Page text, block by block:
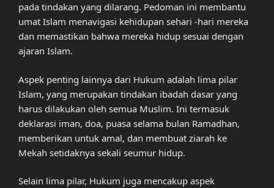
pada tindakan yang dilarang. Pedoman ini membantu
umat Islam menavigasi kehidupan sehari -hari mereka
dan memastikan bahwa mereka hidup sesuai dengan
ajaran Islam.
Aspek penting lainnya dari Hukum adalah lima pilar
Islam, yang merupakan tindakan ibadah dasar yang
harus dilakukan oleh semua Muslim. Ini termasuk
deklarasi iman, doa, puasa selama bulan Ramadhan,
memberikan untuk amal, dan membuat ziarah ke
Mekah setidaknya sekali seumur hidup.
Selain lima pilar, Hukum juga mencakup aspek